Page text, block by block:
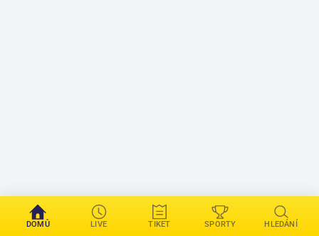
DOMŮ LIVE TIKET SPORTY HLEDÁNÍ